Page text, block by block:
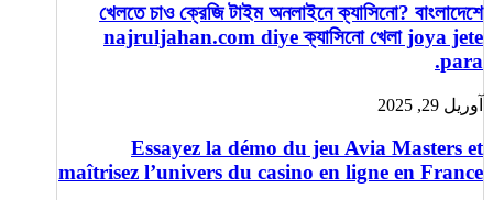
খেলতে চাও ক্রেজি টাইম অনলাইনে ক্যাসিনো? বাংলাদেশে
najruljahan.com diye ক্যাসিনো খেলা joya jete
para.
آوریل 29, 2025
Essayez la démo du jeu Avia Masters et
maîtrisez l’univers du casino en ligne en France